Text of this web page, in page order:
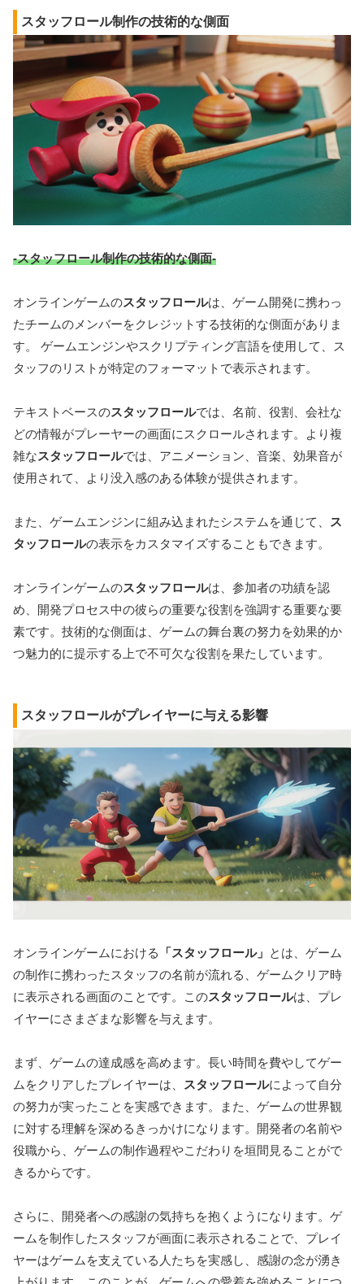
スタッフロール制作の技術的な側面
-スタッフロール制作の技術的な側面-
オンラインゲームのスタッフロールは、ゲーム開発に携わっ
たチームのメンバーをクレジットする技術的な側面がありま
す。 ゲームエンジンやスクリプティング言語を使用して、ス
タッフのリストが特定のフォーマットで表示されます。
テキストベースのスタッフロールでは、名前、役割、会社な
どの情報がプレーヤーの画面にスクロールされます。より複
雑なスタッフロールでは、アニメーション、音楽、効果音が
使用されて、より没入感のある体験が提供されます。
また、ゲームエンジンに組み込まれたシステムを通じて、
ス
タッフロールの表示をカスタマイズすることもできます。
オンラインゲームのスタッフロールは、参加者の功績を認
め、開発プロセス中の彼らの重要な役割を強調する重要な要
素です。技術的な側面は、ゲームの舞台裏の努力を効果的か
つ魅力的に提示する上で不可欠な役割を果たしています。
スタッフロールがプレイヤーに与える影響
オンラインゲームにおける 「スタッフロール」 とは、ゲーム
の制作に携わったスタッフの名前が流れる、ゲームクリア時
に表示される画面のことです。このスタッフロールは、プレ
イヤーにさまざまな影響を与えます。
まず、ゲームの達成感を高めます。長い時間を費やしてゲー
ムをクリアしたプレイヤーは、
スタッフロールによって自分
の努力が実ったことを実感できます。また、ゲームの世界観
に対する理解を深めるきっかけになります。開発者の名前や
役職から、ゲームの制作過程やこだわりを垣間見ることがで
きるからです。
さらに、開発者への感謝の気持ちを抱くようになります。ゲ
ームを制作したスタッフが画面に表示されることで、プレイ
ヤーはゲームを支えている人たちを実感し、感謝の念が湧き